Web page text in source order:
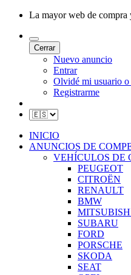
La mayor web de compra
Cerrar
Nuevo anuncio
Entrar
Olvidé mi usuario o
Registrarme
INICIO
ANUNCIOS DE
VEHÍCULOS DE
PEUGEOT
CITROËN
RENAULT
BMW
SUBARU
FORD
PORSCHE
SKODA
SEAT